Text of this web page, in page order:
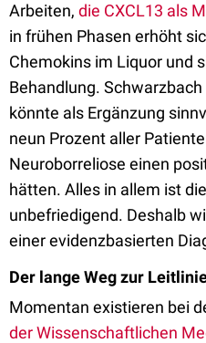
Arbeiten, die CXCL13 als
in frühen Phasen erhöht
Chemokins im Liquor und
Behandlung.
könnte als Ergänzung
neun Prozent aller
Neuroborreliose einen
hätten. Alles in allem ist
unbefriedigend. Deshalb
einer evidenzbasierten
Der lange Weg zur
Momentan existieren bei
der Wissenschaftlichen